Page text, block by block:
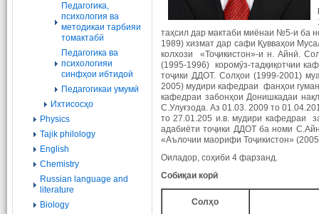
Педагогика,
психология ва
методикаи тарбияи
томактабӣ
Педагогика ва
психологияи
синфҳои ибтидоӣ
Педагогикаи умумӣ
Ихтисосҳо
Physics
Tajik philology
English
Chemistry
Russian language and
literature
Biology
таҳсил дар мактаби миёнаи №5-и ба
1989) хизмат дар сафи Қувваҳои
колхози «Тоҷикистон»-и н. Айнӣ.
(1995-1996) коромӯз-тадқиқотчии
тоҷики ДДОТ. Солҳои (1999-2001)
2005) мудири кафедраи фанҳои
кафедраи забонҳои Донишкадаи
С.Улуғзода. Аз 01.03. 2009 то
то 27.01.205 и.в. мудири кафедраи
адабиёти тоҷики ДДОТ ба номи
«Аълочии маорифи Тоҷикистон»
Оиладор, соҳиби 4 фарзанд.
Собиқаи корӣ
Солҳо